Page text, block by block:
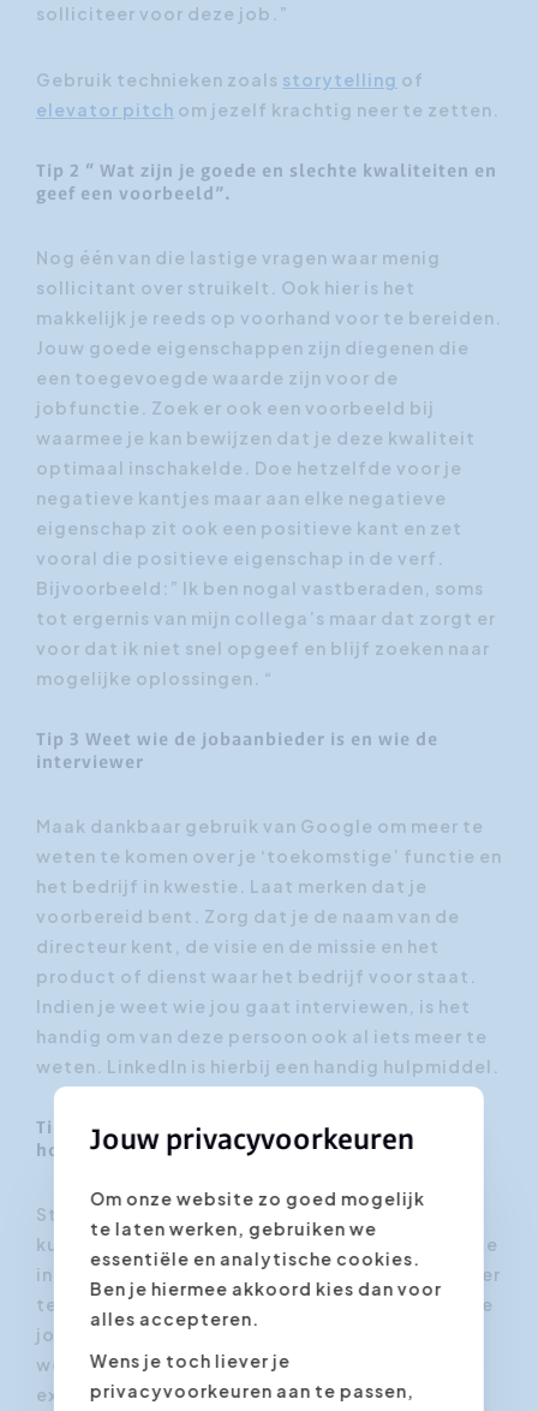
solliciteer voor deze job.”
Gebruik technieken zoals storytelling of
elevator pitch om jezelf krachtig neer te zetten.
Tip 2 “ Wat zijn je goede en slechte kwaliteiten en
geef een voorbeeld”.
Nog één van die lastige vragen waar menig
sollicitant over struikelt. Ook hier is het
makkelijk je reeds op voorhand voor te bereiden.
Jouw goede eigenschappen zijn diegenen die
een toegevoegde waarde zijn voor de
jobfunctie. Zoek er ook een voorbeeld bij
waarmee je kan bewijzen dat je deze kwaliteit
optimaal inschakelde. Doe hetzelfde voor je
negatieve kantjes maar aan elke negatieve
eigenschap zit ook een positieve kant en zet
vooral die positieve eigenschap in de verf.
Bijvoorbeeld:” Ik ben nogal vastberaden, soms
tot ergernis van mijn collega’s maar dat zorgt er
voor dat ik niet snel opgeef en blijf zoeken naar
mogelijke oplossingen. “
Tip 3 Weet wie de jobaanbieder is en wie de
interviewer
Maak dankbaar gebruik van Google om meer te
weten te komen over je ‘toekomstige’ functie en
het bedrijf in kwestie. Laat merken dat je
voorbereid bent. Zorg dat je de naam van de
directeur kent, de visie en de missie en het
product of dienst waar het bedrijf voor staat.
Indien je weet wie jou gaat interviewen, is het
handig om van deze persoon ook al iets meer te
weten. LinkedIn is hierbij een handig hulpmiddel.
Tip 4 Gebruik de woorden die recruiters willen
horen
Stel dat je een aantal magische woorden zou
kunnen gebruiken waardoor je meteen een goeie
indruk maakt bij de interviewer? Je hoeft niet ver
te zoeken naar de juiste woorden: ze staan in de
jobomschrijving. Zorg er voor dat je precies
weet wat er in de vacature staat en gebruik die
exacte woorden terug in het gesprek. Omcirkel
Jouw privacyvoorkeuren
Om onze website zo goed mogelijk
te laten werken, gebruiken we
essentiële en analytische cookies.
Ben je hiermee akkoord kies dan voor
alles accepteren.
Wens je toch liever je
privacyvoorkeuren aan te passen,